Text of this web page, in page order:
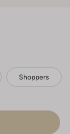
Shoppers